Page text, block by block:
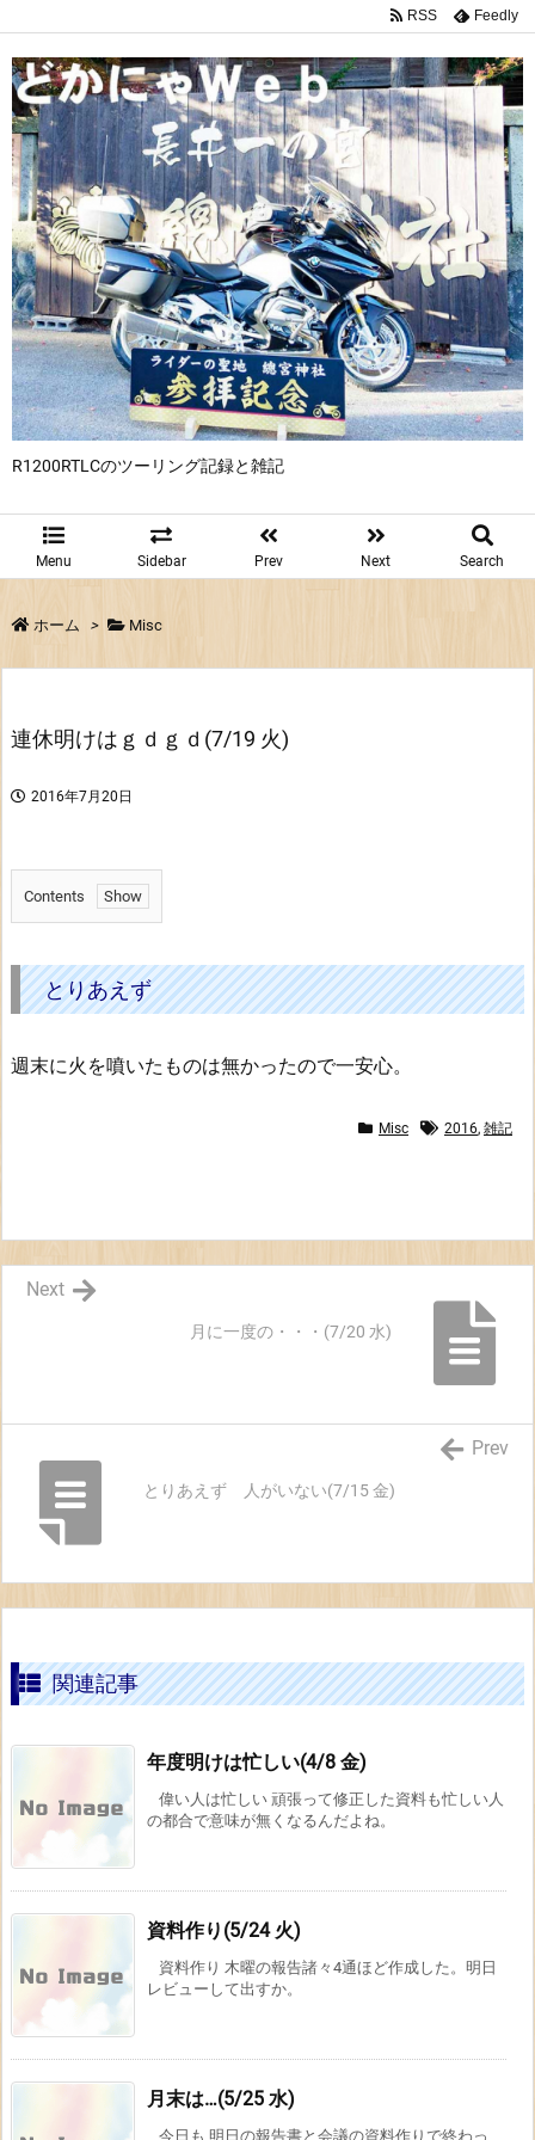
R1200RTLCのツーリング記録と雑記
Menu Sidebar Prev Next Search
RSS Feedly
ホーム > Misc
連休明けはｇｄｇｄ(7/19 火)
2016年7月20日
Contents
1.
り
あ
ず
とりあえず
週末に火を噴いたものは無かったので一安心。
Misc 2016, 雑記
月に一度の・・・(7/20 水)
Next
とりあえず 人がいない(7/15 金)
Prev
関連記事
年度明けは忙しい(4/8 金)
偉い人は忙しい 頑張って修正した資料も忙しい人
の都合で意味が無くなるんだよね。
資料作り(5/24 火)
資料作り 木曜の報告諸々4通ほど作成した。明日
レビューして出すか。
月末は…(5/25 水)
今日も 明日の報告書と会議の資料作りで終わっ